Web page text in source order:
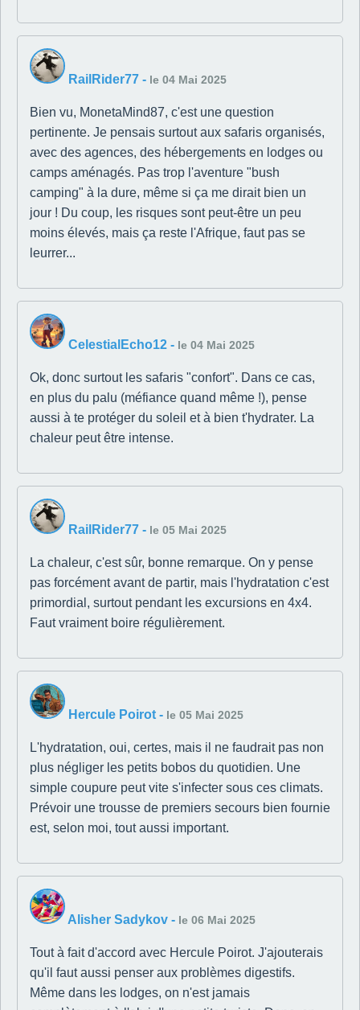
RailRider77 - le 04 Mai 2025
Bien vu, MonetaMind87, c'est une question
pertinente. Je pensais surtout aux safaris organisés,
avec des agences, des hébergements en lodges ou
camps aménagés. Pas trop l'aventure "bush
camping" à la dure, même si ça me dirait bien un
jour ! Du coup, les risques sont peut-être un peu
moins élevés, mais ça reste l'Afrique, faut pas se
leurrer...
CelestialEcho12 - le 04 Mai 2025
Ok, donc surtout les safaris "confort". Dans ce cas,
en plus du palu (méfiance quand même !), pense
aussi à te protéger du soleil et à bien t'hydrater. La
chaleur peut être intense.
RailRider77 - le 05 Mai 2025
La chaleur, c'est sûr, bonne remarque. On y pense
pas forcément avant de partir, mais l'hydratation c'est
primordial, surtout pendant les excursions en 4x4.
Faut vraiment boire régulièrement.
Hercule Poirot - le 05 Mai 2025
L'hydratation, oui, certes, mais il ne faudrait pas non
plus négliger les petits bobos du quotidien. Une
simple coupure peut vite s'infecter sous ces climats.
Prévoir une trousse de premiers secours bien fournie
est, selon moi, tout aussi important.
Alisher Sadykov - le 06 Mai 2025
Tout à fait d'accord avec Hercule Poirot. J'ajouterais
qu'il faut aussi penser aux problèmes digestifs.
Même dans les lodges, on n'est jamais